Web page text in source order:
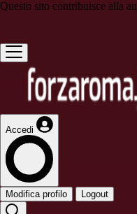
Questo sito contribuisce alla
Accedi
Modifica profilo Logout